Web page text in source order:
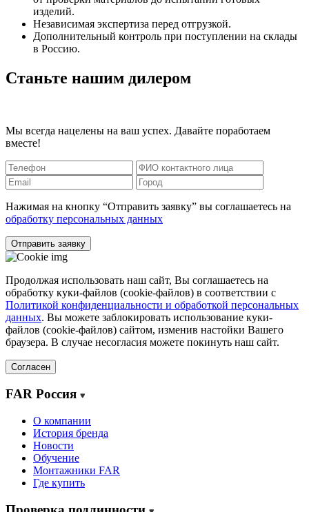
изделий.
Независимая экспертиза перед отгрузкой.
Дополнительный контроль при поступлении на склады
в Россию.
Станьте нашим дилером
Мы всегда нацелены на ваш успех. Давайте поработаем
вместе!
Нажимая на кнопку “Отправить заявку” вы соглашаетесь на
обработку персональных данных
Отправить заявку
Продолжая использовать наш сайт, Вы соглашаетесь на
обработку куки-файлов (cookie-файлов) в соответствии с
Политикой конфиденциальности и обработкой персональных
данных. Вы можете заблокировать использование куки-
файлов (cookie-файлов) сайтом, изменив настойки Вашего
браузера. В случае несогласия можете покинуть наш сайт.
Согласен
FAR Россия
О компании
История бренда
Новости
Обучение
Монтажники FAR
Где купить